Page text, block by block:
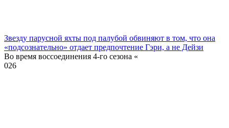
Звезду парусной яхты под палубой обвиняют в том, что она
«подсознательно» отдает предпочтение Гэри, а не Дейзи
Во время воссоединения 4-го сезона «
026